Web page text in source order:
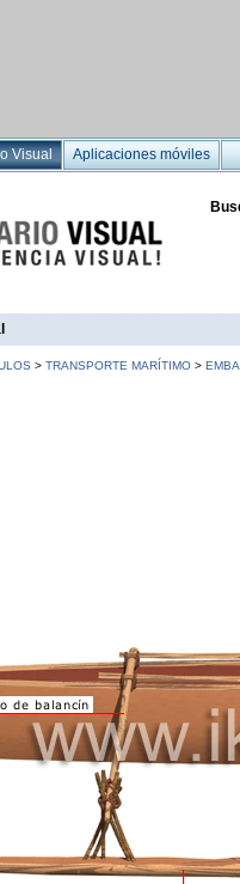
Visual Aplicaciones móviles
> TRANSPORTE MARÍTIMO >